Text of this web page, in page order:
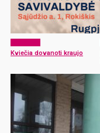
Kviečia dovanoti kraujo